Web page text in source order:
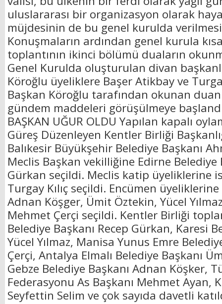
uluslararası bir organizasyon olarak
müjdesinin de bu genel kurulda
Konuşmaların ardından genel kurula
toplantının ikinci bölümü duaların
Genel Kurulda oluşturulan divan
Köroğlu üyeliklere Başer Atikbay ve
Başkan Köroğlu tarafından okunan
gündem maddeleri görüşülmeye
BAŞKAN UĞUR OLDU Yapılan kapalı
Güreş Düzenleyen Kentler Birliği
Balıkesir Büyükşehir Belediye Başkanı
Meclis Başkan vekilliğine Edirne Belediye
Gürkan seçildi. Meclis katip üyeliklerine
Turgay Kılıç seçildi. Encümen
Adnan Köşger, Ümit Öztekin, Yücel
Mehmet Çerçi seçildi. Kentler Birliği
Belediye Başkanı Recep Gürkan, Karesi
Yücel Yılmaz, Manisa Yunus Emre
Çerçi, Antalya Elmalı Belediye Başkanı
Gebze Belediye Başkanı Adnan Köşker,
Federasyonu As Başkanı Mehmet Ayan,
Seyfettin Selim ve çok sayıda davetli